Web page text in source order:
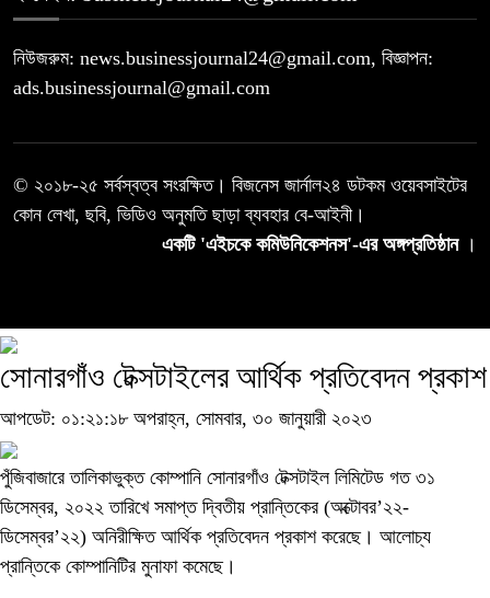
নিউজরুম: news.businessjournal24@gmail.com, বিজ্ঞাপন:
ads.businessjournal@gmail.com
© ২০১৮-২৫ সর্বস্বত্ব সংরক্ষিত। বিজনেস জার্নাল২৪ ডটকম ওয়েবসাইটের
কোন লেখা, ছবি, ভিডিও অনুমতি ছাড়া ব্যবহার বে-আইনী।
একটি 'এইচকে কমিউনিকেশনস'-এর অঙ্গপ্রতিষ্ঠান ।
সোনারগাঁও টেক্সটাইলের আর্থিক প্রতিবেদন প্রকাশ
আপডেট: ০১:২১:১৮ অপরাহ্ন, সোমবার, ৩০ জানুয়ারী ২০২৩
পুঁজিবাজারে তালিকাভুক্ত কোম্পানি সোনারগাঁও টেক্সটাইল লিমিটেড গত ৩১
ডিসেম্বর, ২০২২ তারিখে সমাপ্ত দ্বিতীয় প্রান্তিকের (অক্টোবর’২২-
ডিসেম্বর’২২) অনিরীক্ষিত আর্থিক প্রতিবেদন প্রকাশ করেছে। আলোচ্য
প্রান্তিকে কোম্পানিটির মুনাফা কমেছে।